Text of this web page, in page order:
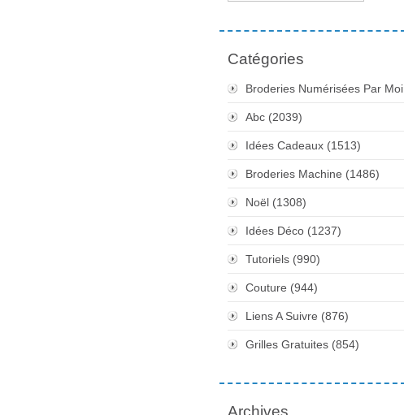
Catégories
Broderies Numérisées Par Moi
Abc (2039)
Idées Cadeaux (1513)
Broderies Machine (1486)
Noël (1308)
Idées Déco (1237)
Tutoriels (990)
Couture (944)
Liens A Suivre (876)
Grilles Gratuites (854)
Archives